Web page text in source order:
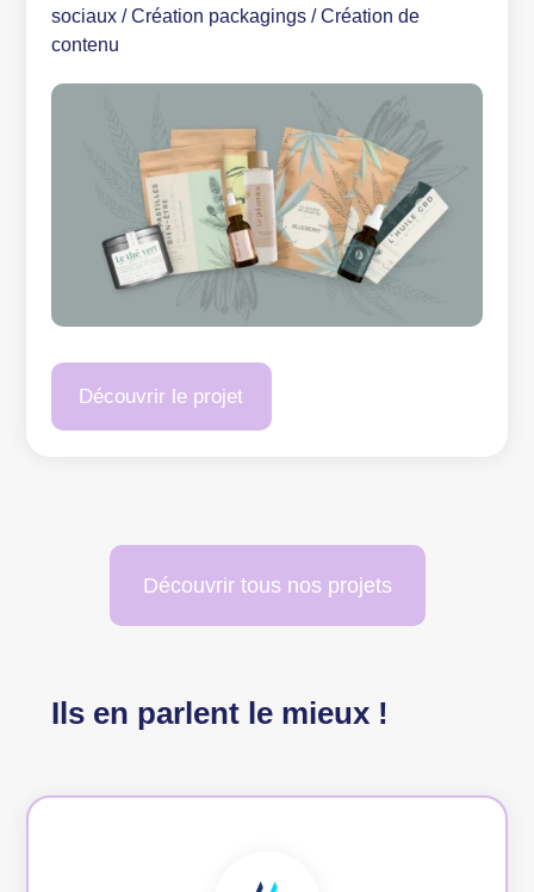
sociaux / Création packagings / Création de
contenu
Découvrir le projet
Découvrir tous nos projets
Ils en parlent le mieux !